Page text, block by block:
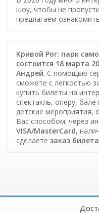
шоу, чтобы не
предлагаем
Кривой Рог: парк
состоится 18 марта
Андрей. С помощью
сможете с легкостью
купить билеты на
спектакль, оперу,
детские мероприятия,
Вас способом: через
VISA/MasterCard,
сделаете заказ